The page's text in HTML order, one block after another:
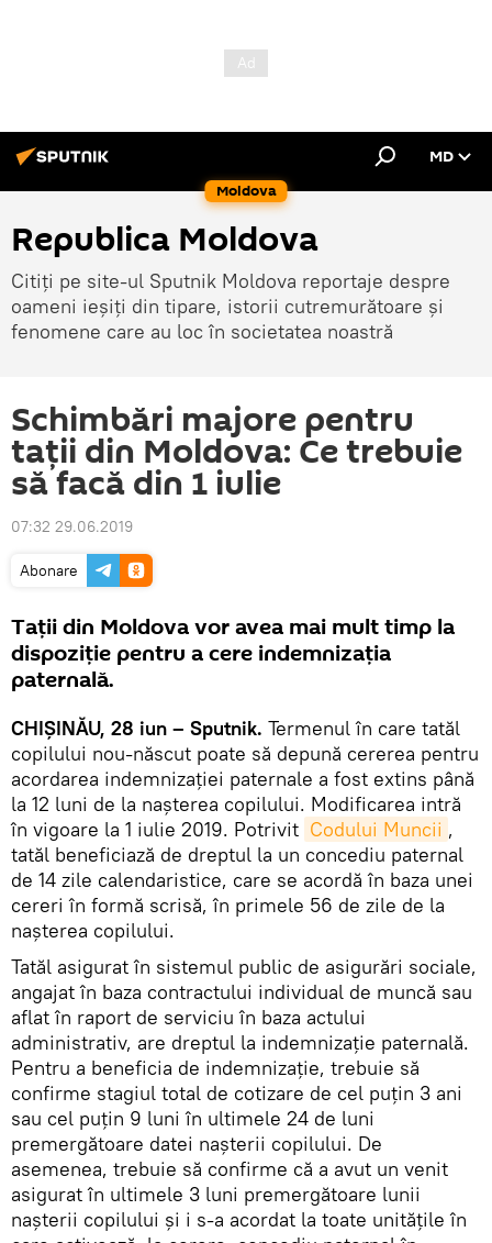
Moldova
MD
Republica Moldova
Citiți pe site-ul Sputnik Moldova reportaje despre
oameni ieșiți din tipare, istorii cutremurătoare și
fenomene care au loc în societatea noastră
Schimbări majore pentru
tații din Moldova: Ce trebuie
să facă din 1 iulie
07:32 29.06.2019
Abonare
Taţii din Moldova vor avea mai mult timp la
dispoziţie pentru a cere indemnizaţia
paternală.
CHIȘINĂU, 28 iun – Sputnik. Termenul în care tatăl
copilului nou-născut poate să depună cererea pentru
acordarea indemnizaţiei paternale a fost extins până
la 12 luni de la naşterea copilului. Modificarea intră
în vigoare la 1 iulie 2019. Potrivit Codului Muncii ,
tatăl beneficiază de dreptul la un concediu paternal
de 14 zile calendaristice, care se acordă în baza unei
cereri în formă scrisă, în primele 56 de zile de la
naşterea copilului.
Tatăl asigurat în sistemul public de asigurări sociale,
angajat în baza contractului individual de muncă sau
aflat în raport de serviciu în baza actului
administrativ, are dreptul la indemnizaţie paternală.
Pentru a beneficia de indemnizaţie, trebuie să
confirme stagiul total de cotizare de cel puţin 3 ani
sau cel puţin 9 luni în ultimele 24 de luni
premergătoare datei naşterii copilului. De
asemenea, trebuie să confirme că a avut un venit
asigurat în ultimele 3 luni premergătoare lunii
naşterii copilului şi i s-a acordat la toate unităţile în